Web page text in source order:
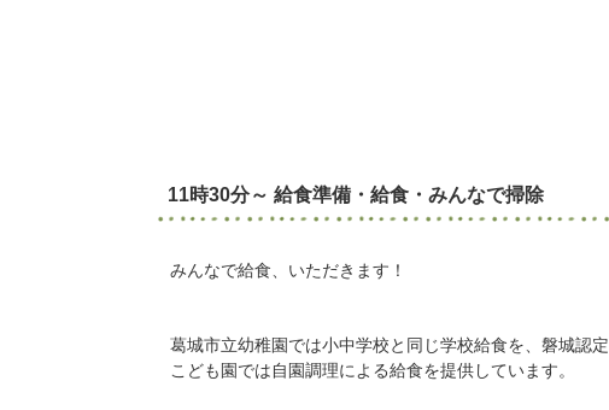
11時30分～ 給食準備・給食・みんなで掃除
みんなで給食、いただきます！
葛城市立幼稚園では小中学校と同じ学校給食を、磐城認定
こども園では自園調理による給食を提供しています。